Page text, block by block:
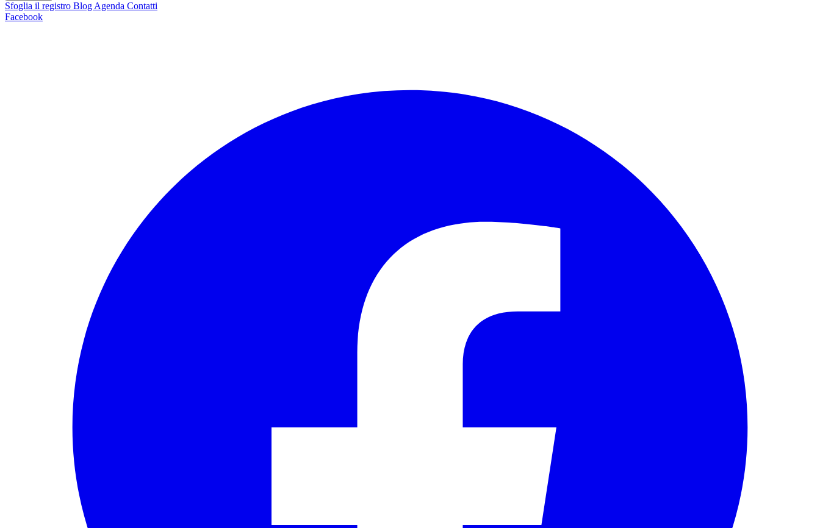
Sfoglia il registro Blog Agenda Contatti
Facebook